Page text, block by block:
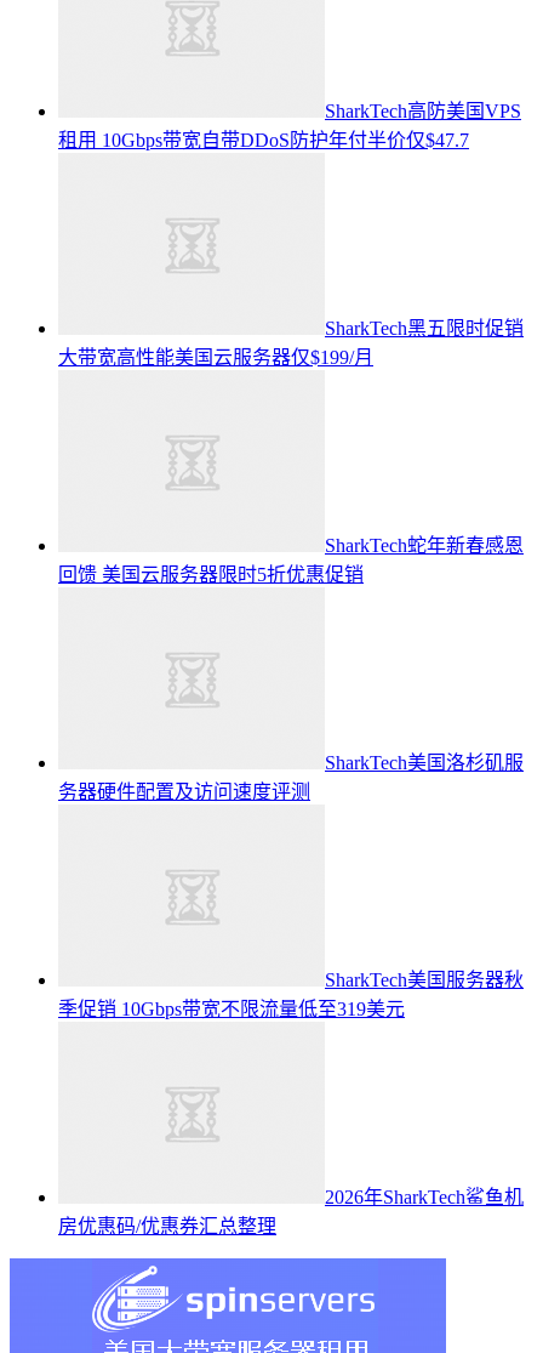
SharkTech高防美国VPS
租用 10Gbps带宽自带DDoS防护年付半价仅$47.7
SharkTech黑五限时促销
大带宽高性能美国云服务器仅$199/月
SharkTech蛇年新春感恩
回馈 美国云服务器限时5折优惠促销
SharkTech美国洛杉矶服
务器硬件配置及访问速度评测
SharkTech美国服务器秋
季促销 10Gbps带宽不限流量低至319美元
2026年SharkTech鲨鱼机
房优惠码/优惠券汇总整理